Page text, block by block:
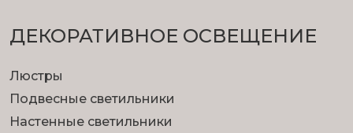
ДЕКОРАТИВНОЕ ОСВЕЩЕНИЕ
Люстры
Подвесные светильники
Настенные светильники